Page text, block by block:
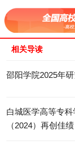
相关导读
邵阳学院2025年
白城医学高等专
（2024）再创佳绩